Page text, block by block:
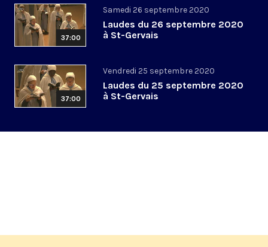
37:00
Samedi 26 septembre 2020
Laudes du 26 septembre 2020
à St-Gervais
37:00
Vendredi 25 septembre 2020
Laudes du 25 septembre 2020
à St-Gervais